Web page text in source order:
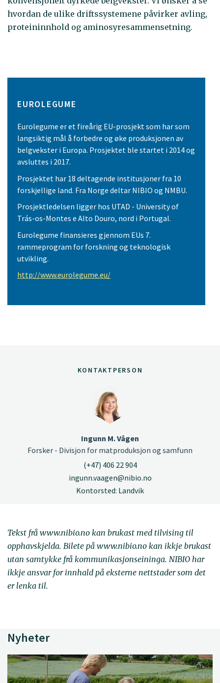
hvordan de ulike driftssystemene påvirker avling,
proteininnhold og aminosyresammensetning.
EUROLEGUME
Eurolegume er et fireårig EU-prosjekt som har som
langsiktig mål å forbedre og øke produksjonen av
belgvekster i Europa. Prosjektet ble startet i 2014 og
avsluttes i 2017.
Prosjektet har 18 deltagende institusjoner fra 10
forskjellige land. Fra Norge deltar NIBIO og NMBU.
Prosjektledelsen ligger hos UTAD - University of
Trás-os-Montes e Alto Douro, nord i Portugal.
Eurolegume finansieres gjennom EUs 7.
rammeprogram for forskning og teknologisk
utvikling.
http://www.eurolegume.eu/
KONTAKTPERSON
Ingunn M. Vågen
Forsker - Divisjon for matproduksjon og samfunn
(+47) 406 22 904
ingunn.vaagen@nibio.no
Kontorsted: Landvik
Tekst frå www.nibio.no kan brukast med tilvising til
opphavskjelda. Bilete på www.nibio.no kan ikkje brukast
utan samtykke frå kommunikasjonseininga. NIBIO har
ikkje ansvar for innhald på eksterne nettstader som det
er lenka til.
Nyheter